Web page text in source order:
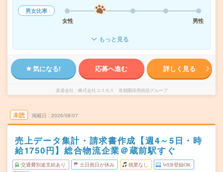
男女比率
女性
男性
もっと見る
気になる! 応募へ進む 詳しく見る
派遣会社 株式会社コスモス 首都圏採用統括グループ
未読 掲載日 2026/08/07
売上データ集計・請求書作成【週4～5日・時
給1750円】総合物流企業＠蔵前駅すぐ
交通費別途支給あり 土日祝日が休み 残業なし WEB登録OK